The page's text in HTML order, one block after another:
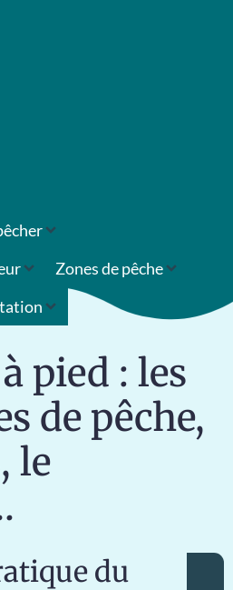
Zones de pêche
pied : les
de pêche,
le
du